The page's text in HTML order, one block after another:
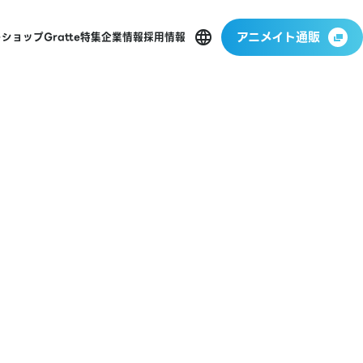
ョップGratte特集企業情報採用情報 アニメイト通販